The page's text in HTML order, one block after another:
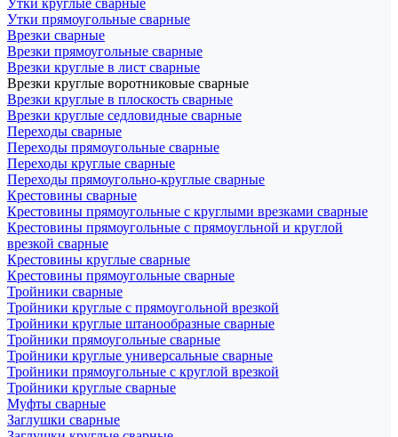
Утки круглые сварные
Утки прямоугольные сварные
Врезки сварные
Врезки прямоугольные сварные
Врезки круглые в лист сварные
Врезки круглые воротниковые сварные
Врезки круглые в плоскость сварные
Врезки круглые седловидные сварные
Переходы сварные
Переходы прямоугольные сварные
Переходы круглые сварные
Переходы прямоугольно-круглые сварные
Крестовины сварные
Крестовины прямоугольные с круглыми врезками сварные
Крестовины прямоугольные с прямоугльной и круглой
врезкой сварные
Крестовины круглые сварные
Крестовины прямоугольные сварные
Тройники сварные
Тройники круглые с прямоугольной врезкой
Тройники круглые штанообразные сварные
Тройники прямоугольные сварные
Тройники круглые универсальные сварные
Тройники прямоугольные с круглой врезкой
Тройники круглые сварные
Муфты сварные
Заглушки сварные